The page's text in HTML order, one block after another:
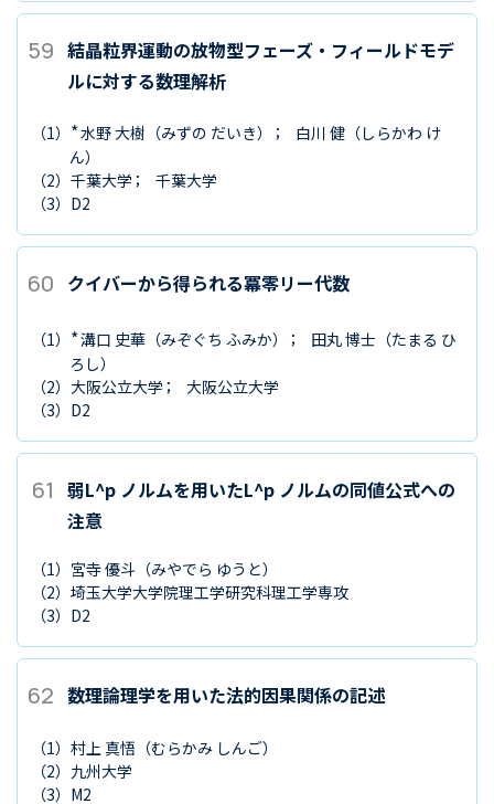
59 結晶粒界運動の放物型フェーズ・フィールドモデ
ルに対する数理解析
（1） *水野 大樹 （みずの だいき） 白川 健 （しらかわ け
ん）
（2） 千葉大学
千葉大学
（3） D2
60 クイバーから得られる冪零リー代数
（1） *溝口 史華 （みぞぐち ふみか） 田丸 博士 （たまる ひ
ろし）
（2） 大阪公立大学
大阪公立大学
（3） D2
61 弱L^p ノルムを用いたL^p ノルムの同値公式への
注意
（1） 宮寺 優斗 （みやでら ゆうと）
（2） 埼玉大学大学院理工学研究科理工学専攻
（3） D2
62 数理論理学を用いた法的因果関係の記述
（1） 村上 真悟 （むらかみ しんご）
（2） 九州大学
（3） M2